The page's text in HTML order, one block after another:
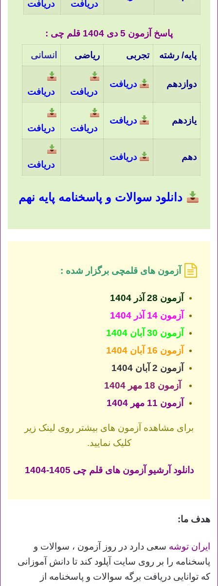
دریافت دریافت
پاسخ آزمون 5 دی 1404 قلم چی :
پایه/ رشته تجربی ریاضی انسانی
دوازدهم دریافت
دریافت دریافت
یازدهم دریافت
دریافت دریافت
دهم دریافت
دریافت
دانلود سوالات و پاسخنامه پایه نهم
آزمون های قلمچی برگزار شده :
آزمون 28 آذر 1404
آزمون 14 آذر 1404
آزمون 30 آبان 1404
آزمون 16 آبان 1404
آزمون 2 آبان 1404
آزمون 18 مهر 1404
آزمون 11 مهر 1404
برای مشاهده آزمون های بیشتر روی لینک زیر
کلیک نمایید.
دانلود آرشیو آزمون های قلم چی 1405-1404
هدف ما:
ایران توشه سعی دارد در روز آزمون ، سوالات و
پاسخنامه را بر روی سایت آپلود کند تا دانش آموزانی
که توانایی دریافت برگه سوالات و پاسخنامه از